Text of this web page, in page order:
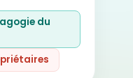
du